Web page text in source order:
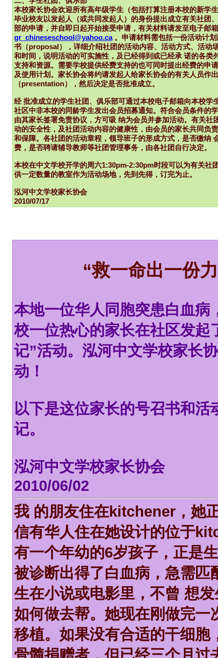
本校家长协会欢迎所有高年级学生（包括打算注册本校的新学
毕业校友以发起人（或共同发起人）的身份提出成立有关社团
部的申请，并自即日起开始接受申请，有关材料请发至电子邮
gr_chineseschool@yahoo.ca。申请材料需包括一份活动计划
书（proposal），详细介绍社团的活动内容、活动方式、活动
和时间，说明活动的可实施性，及已经得到或已经承 诺的各类
支持和资源。需要学校提供经费支持的也可同时提出经费的申
及使用计划。家长协会将约请发起人给家长协会的有关人员作
（presentation），然后决定是否批准成立。
经 批准成立的学生社团、俱乐部可通过本校电子邮箱向本校学
社区中非本校的同龄学生发出会员招募通知。符合会员条件的
由其家长签署免责协议，方可吸 纳为会员并参加活动。有关社
动的安全性，及社团活动内容的健康性，由会员的家长共同负
和保障。各社团的活动章程，领导班子的形成方式，是否缴纳
费，是否聘请辅导教师等社团管理事务，由各社团自行决定。
本校在中文学校开学的周六1:30pm-2:30pm时段可以为有关社
供一定数量的教室作为活动场地，先到先得，订完为止。
泓河中文学校家长协会
2010/07/17
“救一命出一份
本地一位华人同胞突患白血病
校一位热心的家长在社区发起
记”活动。泓河中文学校家长
动！
以下是这位家长的号召书和
记。
泓河中文学校家长协会
2010/06/02
我 的朋友住在kitchener，她
信有华人住在她设计的位于
有一个年幼的6岁孩子，正是
被诊断出得了白血病，急需匹
生在小说或电影里，不曾 想
如何做去帮。她现在刚做完一
移植。如果没有合适的干细